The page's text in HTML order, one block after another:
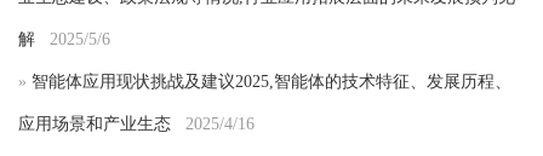
解 2025/5/6
» 智能体应用现状挑战及建议2025,智能体的技术特征、发展历程、
应用场景和产业生态 2025/4/16